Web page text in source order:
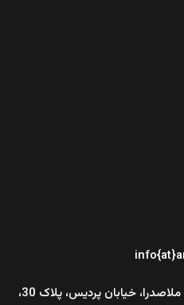
تهران، میدان ونک، خیابان ملاصدرا، خیابان پردیس، پلاک 30،